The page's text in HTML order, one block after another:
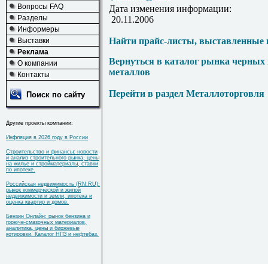
Вопросы FAQ
Разделы
Информеры
Выставки
Реклама
О компании
Контакты
Поиск по сайту
Другие проекты компании:
Инфляция в 2026 году в России
Строительство и финансы: новости
и анализ строительного рынка, цены
на жилье и стройматериалы, ставки
по ипотеке.
Российская недвижимость (RN.RU):
рынок коммерческой и жилой
недвижимости и земли, ипотека и
оценка квартир и домов.
Бензин Онлайн: рынок бензина и
горюче-смазочных материалов,
аналитика, цены и биржевые
котировки. Каталог НПЗ и нефтебаз.
Дата изменения информации:
20.11.2006
Найти прайс-листы, выставленные
Вернуться в каталог рынка
металлов
Перейти в раздел Металлоторговля